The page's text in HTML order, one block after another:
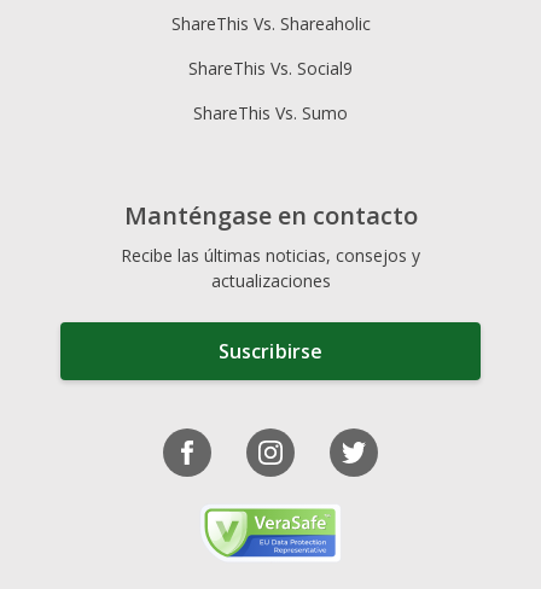
ShareThis Vs. Shareaholic
ShareThis Vs. Social9
ShareThis Vs. Sumo
Manténgase en contacto
Recibe las últimas noticias, consejos y
actualizaciones
Suscribirse